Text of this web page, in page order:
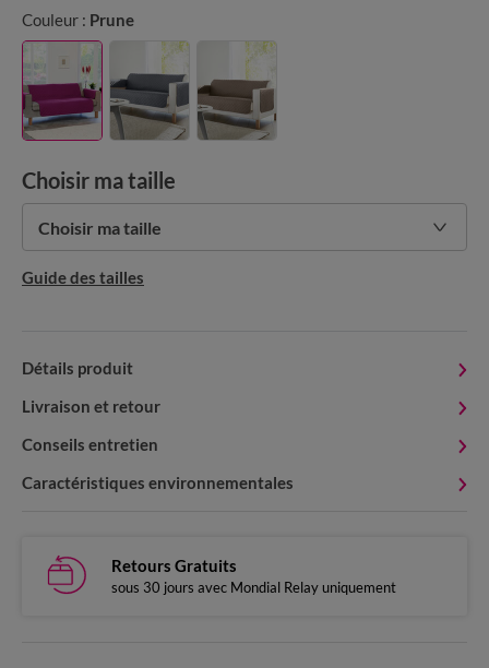
Couleur : Prune
Choisir ma taille
Choisir ma taille
Guide des tailles
Détails produit
Livraison et retour
Conseils entretien
Caractéristiques environnementales
Retours Gratuits
sous 30 jours avec Mondial Relay uniquement